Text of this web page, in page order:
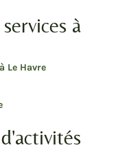
à
Le Havre